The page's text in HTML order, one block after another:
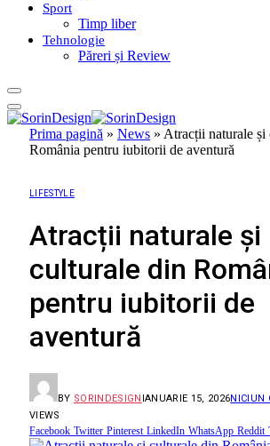
Sport
Timp liber
Tehnologie
Păreri și Review
Prima pagină » News » Atracții naturale și
România pentru iubitorii de aventură
LIFESTYLE
Atracții naturale și
culturale din
pentru iubitorii de
aventură
BY SORINDESIGN IANUARIE 15, 2026NICIUN
VIEWS
Facebook Twitter Pinterest LinkedIn WhatsApp Reddit